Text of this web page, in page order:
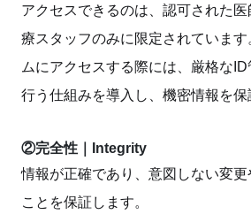
アクセスできるのは、認可された
療スタッフのみに限定されていま
ムにアクセスする際には、厳格な
行う仕組みを導入し、機密情報を保
②完全性｜Integrity
情報が正確であり、意図しない変
ことを保証します。